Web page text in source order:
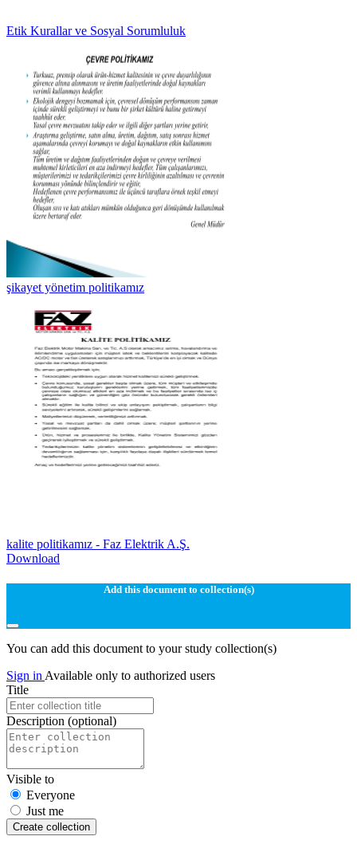
Etik Kurallar ve Sosyal Sorumluluk
şikayet yönetim politikamız
kalite politikamız - Faz Elektrik A.Ş.
Download
Add this document to collection(s)
You can add this document to your study collection(s)
Sign in Available only to authorized users
Title
Description (optional)
Visible to
Everyone
Just me
Create collection